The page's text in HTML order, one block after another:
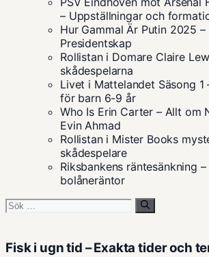
– Uppställningar och
Hur Gammal Är Putin 2025 –
Presidentskap
Rollistan i Domare Claire
skådespelarna
Livet i Mattelandet Säsong 1
för barn 6-9 år
Who Is Erin Carter – Allt om
Evin Ahmad
Rollistan i Mister Books
skådespelare
Riksbankens räntesänkning
bolåneräntor
Sök
Fisk i ugn tid – Exakta tider och